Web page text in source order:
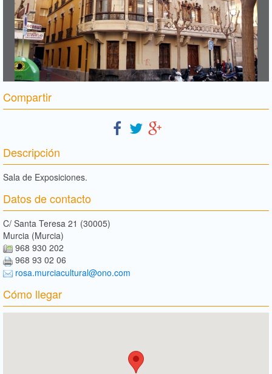
Compartir
Descripción
Sala de Exposiciones.
Datos de contacto
C/ Santa Teresa 21 (30005)
Murcia (Murcia)
968 930 202
968 93 02 06
rosa.murciacultural@ono.com
Cómo llegar